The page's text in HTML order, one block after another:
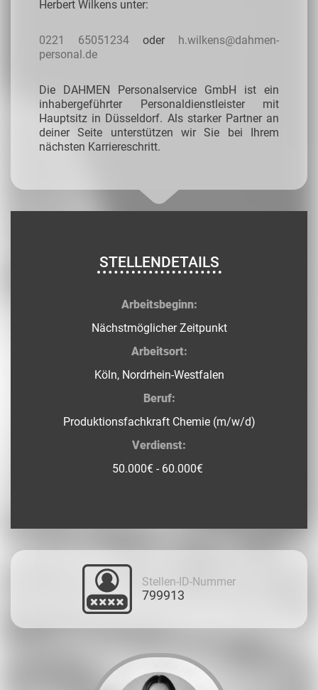
Herbert Wilkens unter:
0221 65051234 oder h.wilkens@dahmen-
personal.de
Die DAHMEN Personalservice GmbH ist ein
inhabergeführter Personaldienstleister mit
Hauptsitz in Düsseldorf. Als starker Partner an
deiner Seite unterstützen wir Sie bei Ihrem
nächsten Karriereschritt.
STELLENDETAILS
Arbeitsbeginn:
Nächstmöglicher Zeitpunkt
Arbeitsort:
Köln, Nordrhein-Westfalen
Beruf:
Produktionsfachkraft Chemie (m/w/d)
Verdienst:
50.000€ - 60.000€
Stellen-ID-Nummer
799913